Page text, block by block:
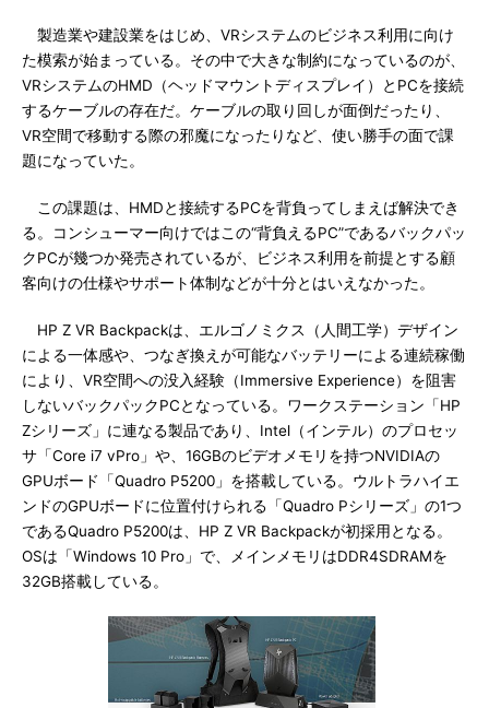
製造業や建設業をはじめ、VRシステムのビジネス利用に向け
た模索が始まっている。その中で大きな制約になっているのが、
VRシステムのHMD（ヘッドマウントディスプレイ）とPCを接続
するケーブルの存在だ。ケーブルの取り回しが面倒だったり、
VR空間で移動する際の邪魔になったりなど、使い勝手の面で課
題になっていた。
この課題は、HMDと接続するPCを背負ってしまえば解決でき
る。コンシューマー向けではこの“背負えるPC”であるバックパッ
クPCが幾つか発売されているが、ビジネス利用を前提とする顧
客向けの仕様やサポート体制などが十分とはいえなかった。
HP Z VR Backpackは、エルゴノミクス（人間工学）デザイン
による一体感や、つなぎ換えが可能なバッテリーによる連続稼働
により、VR空間への没入経験（Immersive Experience）を阻害
しないバックパックPCとなっている。ワークステーション「HP
Zシリーズ」に連なる製品であり、Intel（インテル）のプロセッ
サ「Core i7 vPro」や、16GBのビデオメモリを持つNVIDIAの
GPUボード「Quadro P5200」を搭載している。ウルトラハイエ
ンドのGPUボードに位置付けられる「Quadro Pシリーズ」の1つ
であるQuadro P5200は、HP Z VR Backpackが初採用となる。
OSは「Windows 10 Pro」で、メインメモリはDDR4SDRAMを
32GB搭載している。